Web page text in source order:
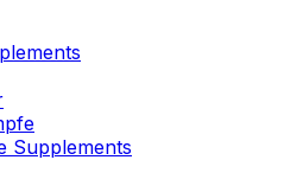
Supplements